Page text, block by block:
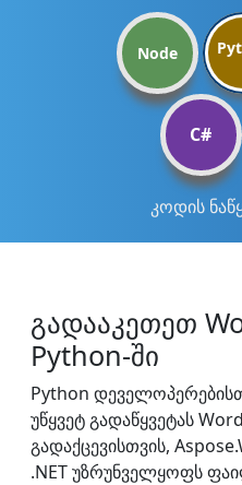
Node
C#
კოდის
გადააკეთეთ
Python-ში
Python
უწყვეტ გადაწყვეტას
გადაქცევისთვის,
.NET უზრუნველყოფს